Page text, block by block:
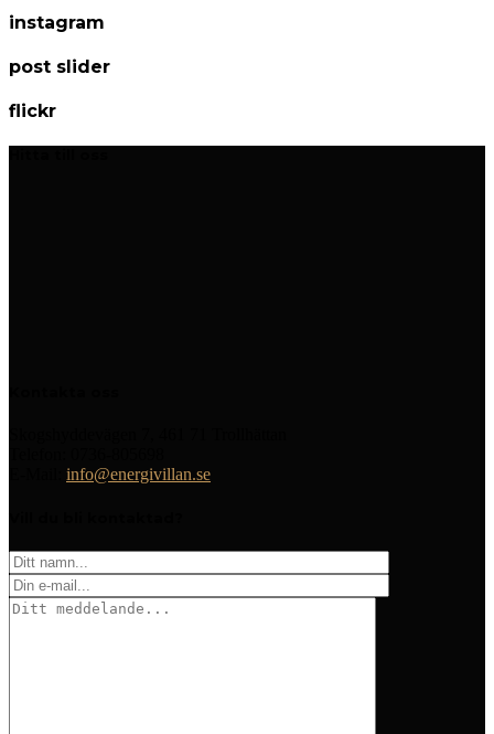
instagram
post slider
flickr
info@energivillan.se